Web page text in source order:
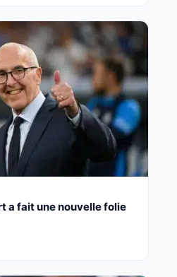
a fait une nouvelle folie